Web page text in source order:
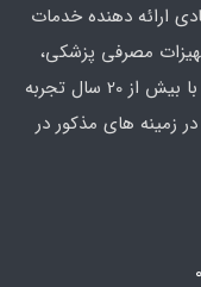
ارائه دهنده خدمات
مصرفی پزشکی،
کالای پزشکی خانگی، بیمارستانی و کلینیکی با بیش از 20 سال تجربه
زمینه های مذکور در